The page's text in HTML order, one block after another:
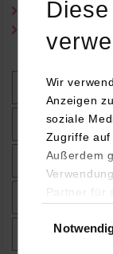
Wir
Anzeigen
soziale
Zugriffe auf
Außerdem
Partner für
YouTube,
Ausleihe
Rückgabe
Mail-Service